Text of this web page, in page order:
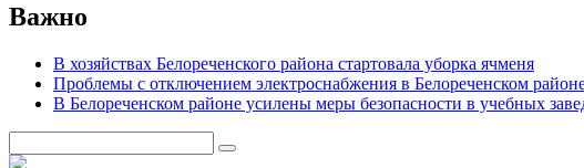
Важно
В хозяйствах Белореченского района стартовала уборка ячменя
Проблемы с отключением электроснабжения в Белореченском
В Белореченском районе усилены меры безопасности в учебных